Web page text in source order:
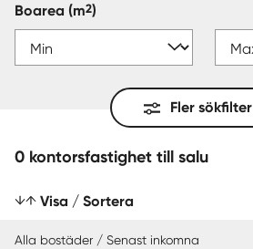
Boarea (m2)
Fler sökfilter
0 kontorsfastighet till salu
Visa / Sortera
Alla bostäder / Senast inkomna